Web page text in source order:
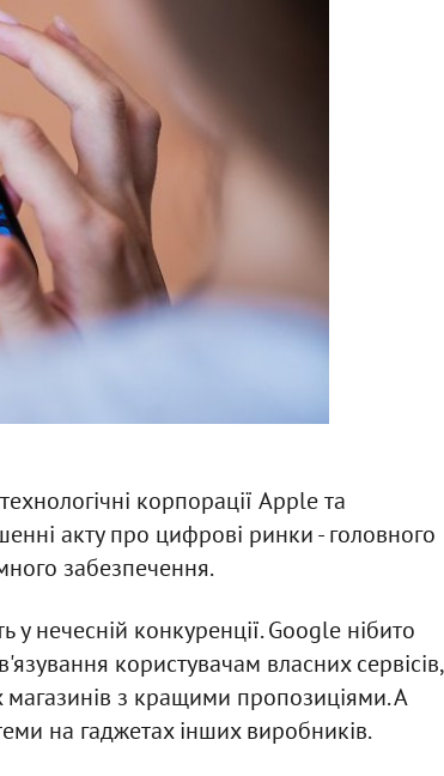
корпорації Apple та
акту про цифрові ринки - головного
забезпечення.
у нечесній конкуренції. Google нібито
користувачам власних сервісів,
з кращими пропозиціями. А
на гаджетах інших виробників.